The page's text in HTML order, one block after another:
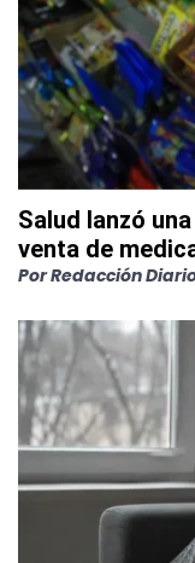
Salud lanzó
venta de
PorRedacción